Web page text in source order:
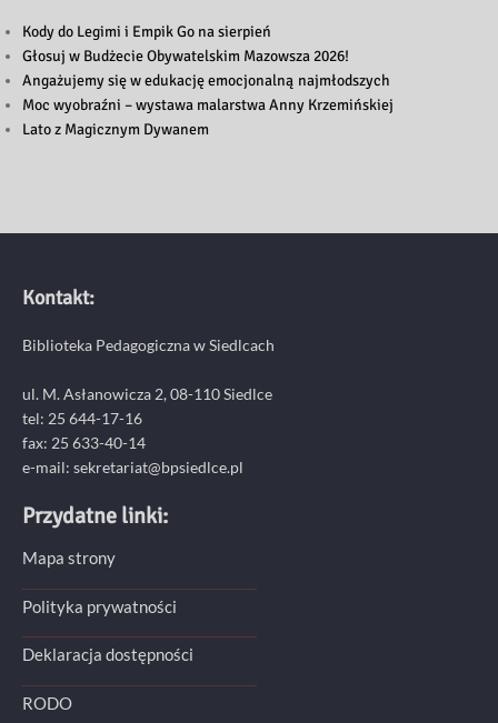
Kody do Legimi i Empik Go na sierpień
Głosuj w Budżecie Obywatelskim Mazowsza 2026!
Angażujemy się w edukację emocjonalną najmłodszych
Moc wyobraźni – wystawa malarstwa Anny Krzemińskiej
Lato z Magicznym Dywanem
Kontakt:
Biblioteka Pedagogiczna w Siedlcach
ul. M. Asłanowicza 2, 08-110 Siedlce
tel: 25 644-17-16
fax: 25 633-40-14
e-mail: sekretariat@bpsiedlce.pl
Przydatne linki:
Mapa strony
Polityka prywatności
Deklaracja dostępności
RODO